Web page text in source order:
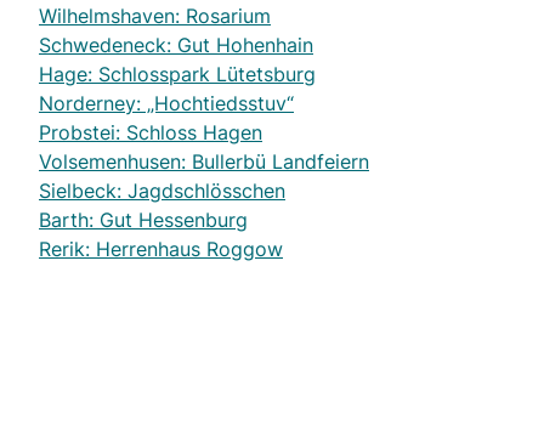
Wilhelmshaven: Rosarium
Schwedeneck: Gut Hohenhain
Hage: Schlosspark Lütetsburg
Norderney: „Hochtiedsstuv“
Probstei: Schloss Hagen
Volsemenhusen: Bullerbü Landfeiern
Sielbeck: Jagdschlösschen
Barth: Gut Hessenburg
Rerik: Herrenhaus Roggow